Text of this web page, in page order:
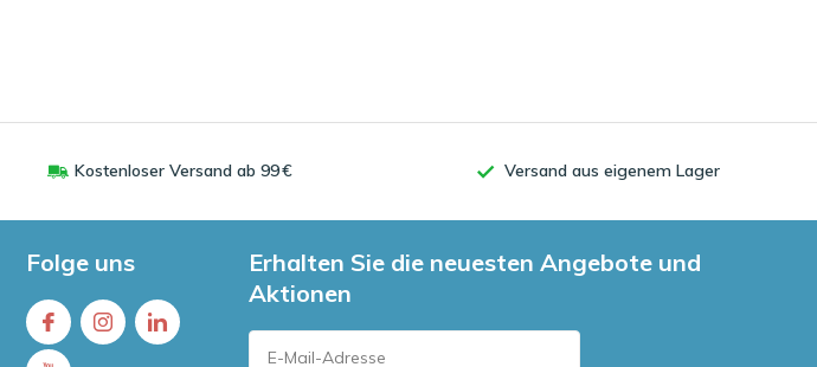
Kostenloser Versand ab 99 € Versand aus eigenem Lager
Folge uns
Erhalten Sie die neuesten Angebote und
Aktionen